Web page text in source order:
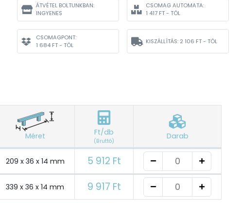
ÁTVÉTEL BOLTUNKBAN:
INGYENES
CSOMAG AUTOMATA:
1 417 FT - TÓL
CSOMAGPONT:
1 684 FT - TÓL
KISZÁLLÍTÁS: 2 106 FT - TÓL
Méret Ft/db
(Bruttó)
Darab
5 912 Ft
209 x 36 x 14 mm
9 917 Ft
339 x 36 x 14 mm